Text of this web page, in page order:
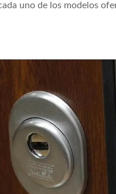
uno de los modelos